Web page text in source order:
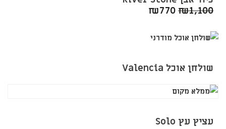
₪1,100
המחיר
היה:
₪1,100.
₪770
שולחן אוכל Valencia
עציץ עץ Solo